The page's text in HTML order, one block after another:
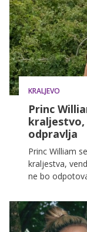
KRALJEVO
Princ
kraljestvo,
odpravlja
Princ William
kraljestva,
ne bo
21. marca na
drugo večje
mesecih.